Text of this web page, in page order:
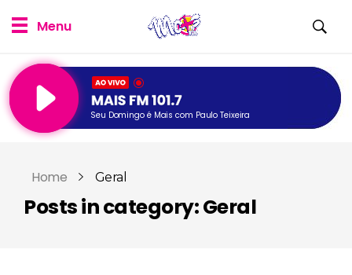
Seu Domingo é Mais com Paulo Teixeira
Home Geral
Posts in category: Geral